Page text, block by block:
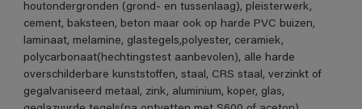
houtondergronden (grond- en tussenlaag), pleisterwerk,
cement, baksteen, beton maar ook op harde PVC buizen,
laminaat, melamine, glastegels,polyester, ceramiek,
polycarbonaat(hechtingstest aanbevolen), alle harde
overschilderbare kunststoffen, staal, CRS staal, verzinkt of
gegalvaniseerd metaal, zink, aluminium, koper, glas,